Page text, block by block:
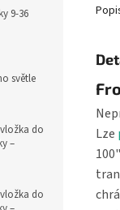
9-36
světle
do
–
do
Lze